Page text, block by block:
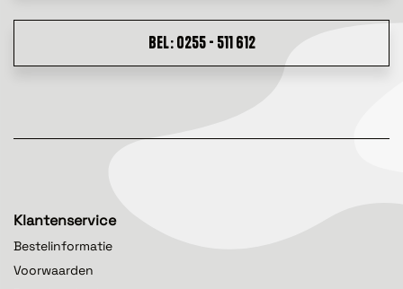
BEL: 0255 - 511 612
Klantenservice
Bestelinformatie
Voorwaarden